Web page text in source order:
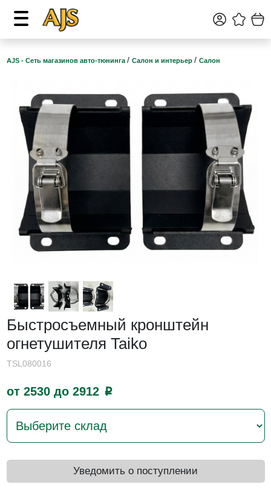
AJS - Сеть магазинов авто-тюнинга / Салон и интерьер / Салон
Быстросъемный кронштейн
огнетушителя Taiko
TSL080016
от 2530 до 2912 p
Уведомить о поступлении